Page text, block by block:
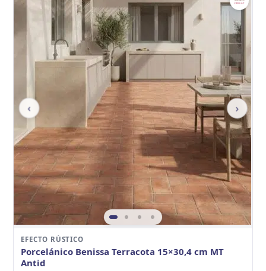
‹ ›
EFECTO RÚSTICO
Porcelánico Benissa Terracota 15×30,4 cm MT
Antid